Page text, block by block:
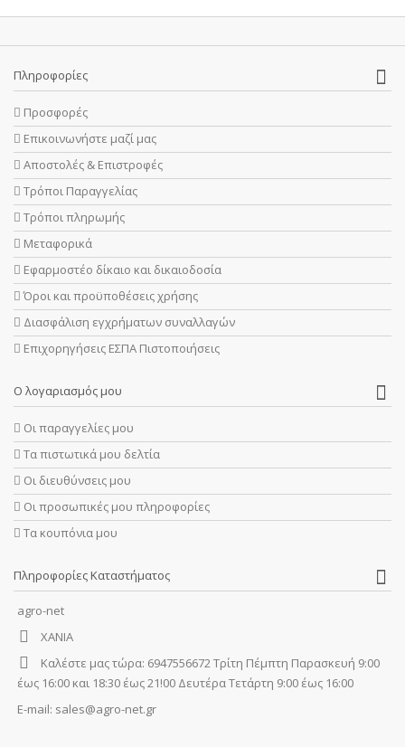
Πληροφορίες
Προσφορές
Επικοινωνήστε μαζί μας
Αποστολές & Επιστροφές
Τρόποι Παραγγελίας
Τρόποι πληρωμής
Μεταφορικά
Εφαρμοστέο δίκαιο και δικαιοδοσία
Όροι και προϋποθέσεις χρήσης
Διασφάλιση εγχρήματων συναλλαγών
Επιχορηγήσεις ΕΣΠΑ Πιστοποιήσεις
Ο λογαριασμός μου
Οι παραγγελίες μου
Τα πιστωτικά μου δελτία
Οι διευθύνσεις μου
Οι προσωπικές μου πληροφορίες
Τα κουπόνια μου
Πληροφορίες Καταστήματος
agro-net
ΧΑΝΙΑ
Καλέστε μας τώρα: 6947556672 Τρίτη Πέμπτη Παρασκευή 9:00
έως 16:00 και 18:30 έως 21!00 Δευτέρα Τετάρτη 9:00 έως 16:00
E-mail: sales@agro-net.gr